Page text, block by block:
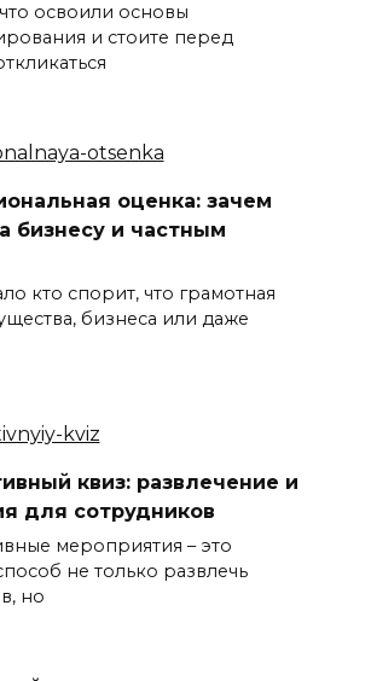
освоили основы
и стоите перед
оценка: зачем
бизнесу и частным
кто спорит, что грамотная
бизнеса или даже
квиз: развлечение и
для сотрудников
мероприятия – это
не только развлечь
но